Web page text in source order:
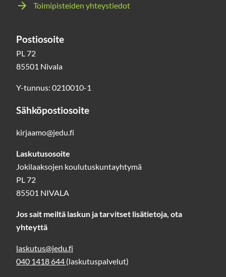
Toimipisteiden yhteystiedot
Postiosoite
PL 72
85501 Nivala
Y-tunnus: 0210010-1
Sähköpostiosoite
kirjaamo@jedu.fi
Laskutusosoite
Jokilaaksojen koulutuskuntayhtymä
PL 72
85501 NIVALA
Jos sait meiltä laskun ja tarvitset lisätietoja, ota
yhteyttä
laskutus@jedu.fi
040 1418 644 (laskutuspalvelut)